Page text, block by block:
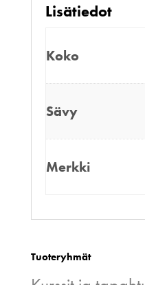
Lisätiedot
Koko
Sävy
Merkki
Tuoteryhmät